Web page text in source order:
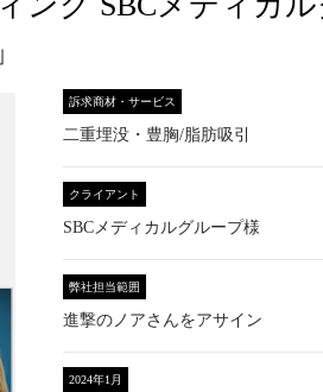
訴求商材・サービス
二重埋没・豊胸/脂肪吸引
クライアント
SBCメディカルグループ様
弊社担当範囲
進撃のノアさんをアサイン
2024年1月